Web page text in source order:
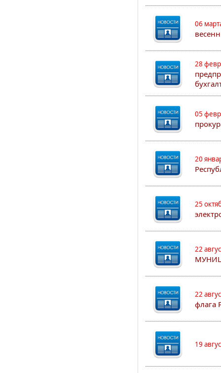
06
28
05
20
25
22
22
флага
19